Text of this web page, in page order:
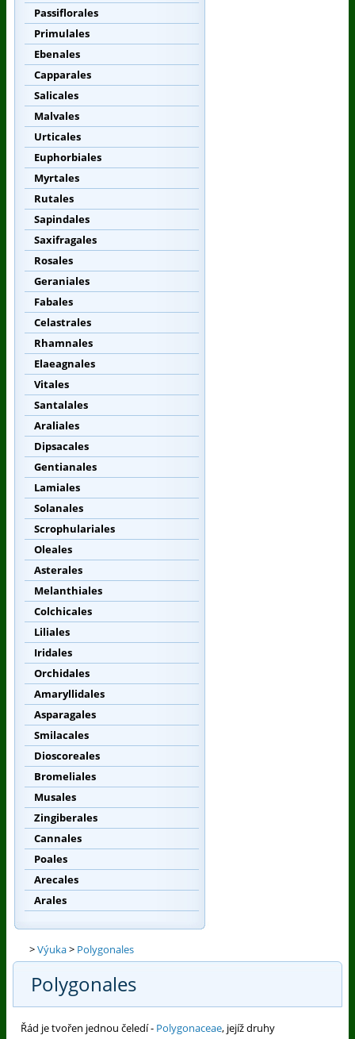
Passiflorales
Primulales
Ebenales
Capparales
Salicales
Malvales
Urticales
Euphorbiales
Myrtales
Rutales
Sapindales
Saxifragales
Rosales
Geraniales
Fabales
Celastrales
Rhamnales
Elaeagnales
Vitales
Santalales
Araliales
Dipsacales
Gentianales
Lamiales
Solanales
Scrophulariales
Oleales
Asterales
Melanthiales
Colchicales
Liliales
Iridales
Orchidales
Amaryllidales
Asparagales
Smilacales
Dioscoreales
Bromeliales
Musales
Zingiberales
Cannales
Poales
Arecales
Arales
>Výuka> Polygonales
Polygonales
Řád je tvořen jednou čeledí - Polygonaceae, jejíž druhy